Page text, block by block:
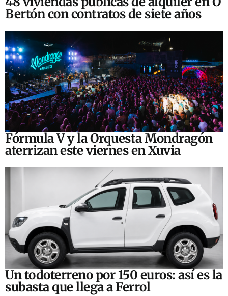
Bertón con contratos de siete años
Fórmula V y la Orquesta Mondragón
aterrizan este viernes en Xuvia
Un todoterreno por 150 euros: así es la
subasta que llega a Ferrol